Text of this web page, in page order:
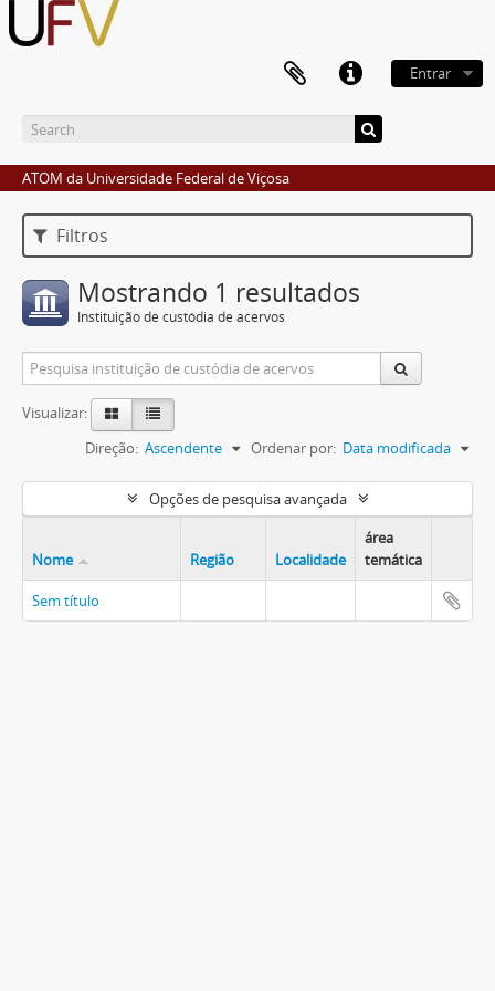
Entrar
ATOM da Universidade Federal de Viçosa
Filtros
Mostrando 1 resultados
Instituição de custódia de acervos
Visualizar:
Ordenar por: Data modificada
Direção: Ascendente
Opções de pesquisa avançada
Nome Região Localidade
área
temática
Sem título